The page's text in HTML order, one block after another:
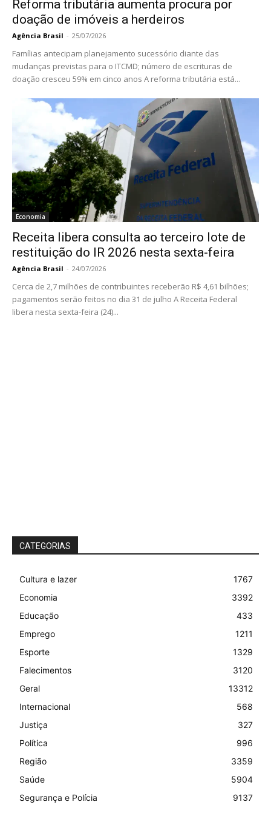
Reforma tributária aumenta procura por
doação de imóveis a herdeiros
Agência Brasil - 25/07/2026
Famílias antecipam planejamento sucessório diante das
mudanças previstas para o ITCMD; número de escrituras de
doação cresceu 59% em cinco anos A reforma tributária está...
Economia
Receita libera consulta ao terceiro lote de
restituição do IR 2026 nesta sexta-feira
Agência Brasil - 24/07/2026
Cerca de 2,7 milhões de contribuintes receberão R$ 4,61 bilhões;
pagamentos serão feitos no dia 31 de julho A Receita Federal
libera nesta sexta-feira (24)...
CATEGORIAS
Cultura e lazer
1767
Economia
3392
Educação
433
Emprego
1211
Esporte
1329
Falecimentos
3120
Geral
13312
Internacional
568
Justiça
327
Política
996
Região
3359
Saúde
5904
Segurança e Polícia
9137